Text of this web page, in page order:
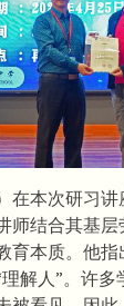
在本次研习
师结合其基
育本质。他
解人”。许多